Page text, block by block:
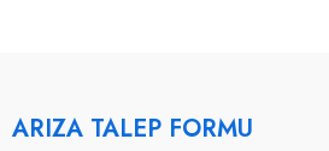
ARIZA TALEP FORMU